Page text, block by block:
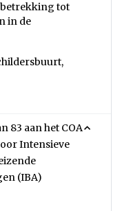
betrekking tot
in de
83 aan het COA
Intensieve
(IBA)